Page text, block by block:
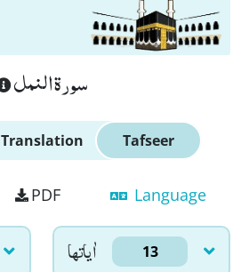
سورة النمل
Translation Tafseer
PDF Language
اٰياتها 13